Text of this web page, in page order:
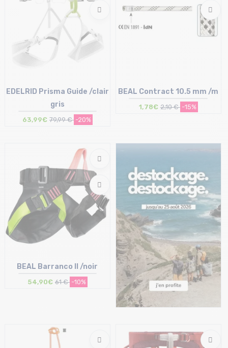
EDELRID Prisma Guide /clair
gris
63,99€ 79,99 € -20%
BEAL Contract 10.5 mm /m
1,78€ 2,10 € -15%
BEAL Barranco II /noir
54,90€ 61 € -10%